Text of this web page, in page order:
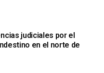
judiciales por el
en el norte de